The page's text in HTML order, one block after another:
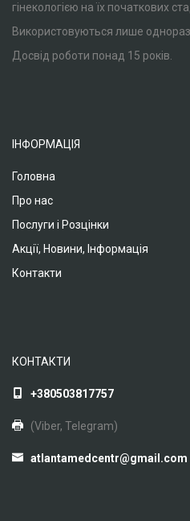
гінекологією на їх початкових
Використовуються лише
Досвід роботи понад 15 років.
ІНФОРМАЦІЯ
Головна
Про нас
Послуги і Розцінки
Акції, Новини, Інформація
Контакти
КОНТАКТИ
+380503817757
(Viber, Telegram)
atlantamedcentr@gmail.com